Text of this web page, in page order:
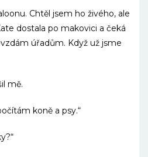
Chtěl jsem ho živého, ale
dostala po makovici a čeká
úřadům. Když už jsme
mě.
koně a psy.“